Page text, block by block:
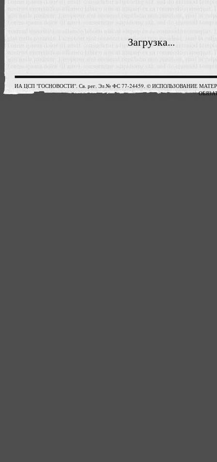
Загрузка...
ИА ЦСП "ГОСНОВОСТИ". Св. рег. Эл № ФС 77-24459. © ИСПОЛЬЗОВАНИЕ